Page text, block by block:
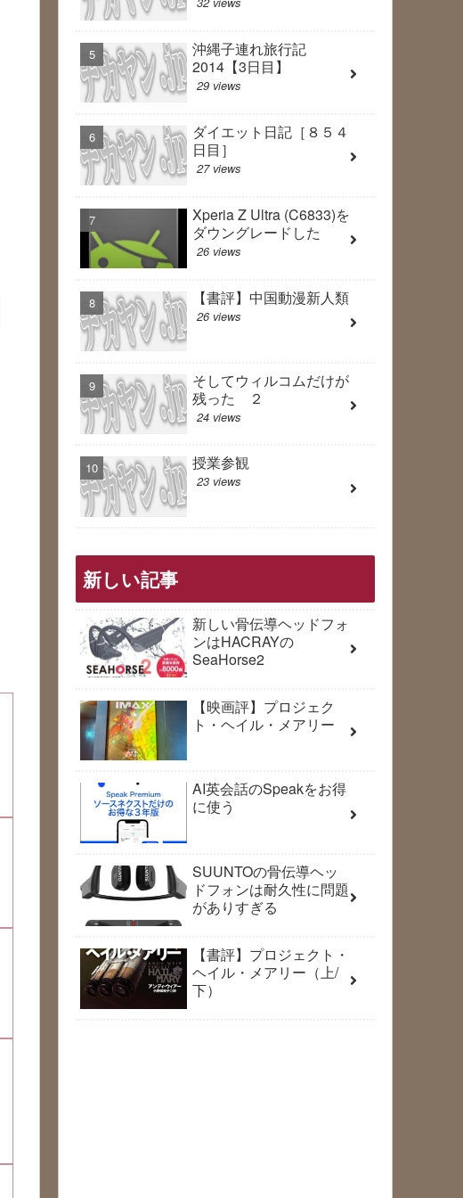
沖縄子連れ旅行記
2014【3日目】
29 views
ダイエット日記［８５４
日目］
27 views
Xperia Z Ultra (C6833)を
ダウングレードした
26 views
【書評】中国動漫新人類
26 views
そしてウィルコムだけが
残った ２
24 views
授業参観
23 views
新しい記事
新しい骨伝導ヘッドフォ
ンはHACRAYの
SeaHorse2
【映画評】プロジェク
ト・ヘイル・メアリー
AI英会話のSpeakをお得
に使う
SUUNTOの骨伝導ヘッ
ドフォンは耐久性に問題
がありすぎる
【書評】プロジェクト・
ヘイル・メアリー（上/
下）